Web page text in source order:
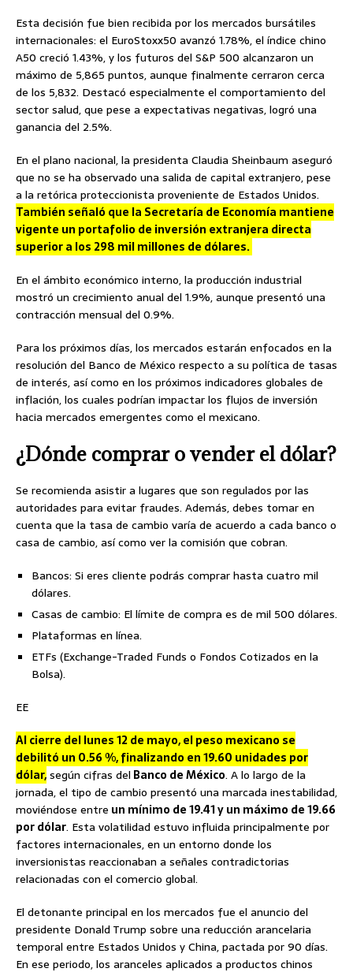
Esta decisión fue bien recibida por los mercados bursátiles
internacionales: el EuroStoxx50 avanzó 1.78%, el índice chino
A50 creció 1.43%, y los futuros del S&P 500 alcanzaron un
máximo de 5,865 puntos, aunque finalmente cerraron cerca
de los 5,832. Destacó especialmente el comportamiento del
sector salud, que pese a expectativas negativas, logró una
ganancia del 2.5%.
En el plano nacional, la presidenta Claudia Sheinbaum aseguró
que no se ha observado una salida de capital extranjero, pese
a la retórica proteccionista proveniente de Estados Unidos.
También señaló que la Secretaría de Economía mantiene
vigente un portafolio de inversión extranjera directa
superior a los 298 mil millones de dólares.
En el ámbito económico interno, la producción industrial
mostró un crecimiento anual del 1.9%, aunque presentó una
contracción mensual del 0.9%.
Para los próximos días, los mercados estarán enfocados en la
resolución del Banco de México respecto a su política de tasas
de interés, así como en los próximos indicadores globales de
inflación, los cuales podrían impactar los flujos de inversión
hacia mercados emergentes como el mexicano.
¿Dónde comprar o vender el dólar?
Se recomienda asistir a lugares que son regulados por las
autoridades para evitar fraudes. Además, debes tomar en
cuenta que la tasa de cambio varía de acuerdo a cada banco o
casa de cambio, así como ver la comisión que cobran.
Bancos: Si eres cliente podrás comprar hasta cuatro mil
dólares.
Casas de cambio: El límite de compra es de mil 500 dólares.
Plataformas en línea.
ETFs (Exchange-Traded Funds o Fondos Cotizados en la
Bolsa).
EE
Al cierre del lunes 12 de mayo, el peso mexicano se
debilitó un 0.56 %, finalizando en 19.60 unidades por
dólar,según cifras del Banco de México. A lo largo de la
jornada, el tipo de cambio presentó una marcada inestabilidad,
moviéndose entre un mínimo de 19.41 y un máximo de 19.66
por dólar. Esta volatilidad estuvo influida principalmente por
factores internacionales, en un entorno donde los
inversionistas reaccionaban a señales contradictorias
relacionadas con el comercio global.
El detonante principal en los mercados fue el anuncio del
presidente Donald Trump sobre una reducción arancelaria
temporal entre Estados Unidos y China, pactada por 90 días.
En ese periodo, los aranceles aplicados a productos chinos